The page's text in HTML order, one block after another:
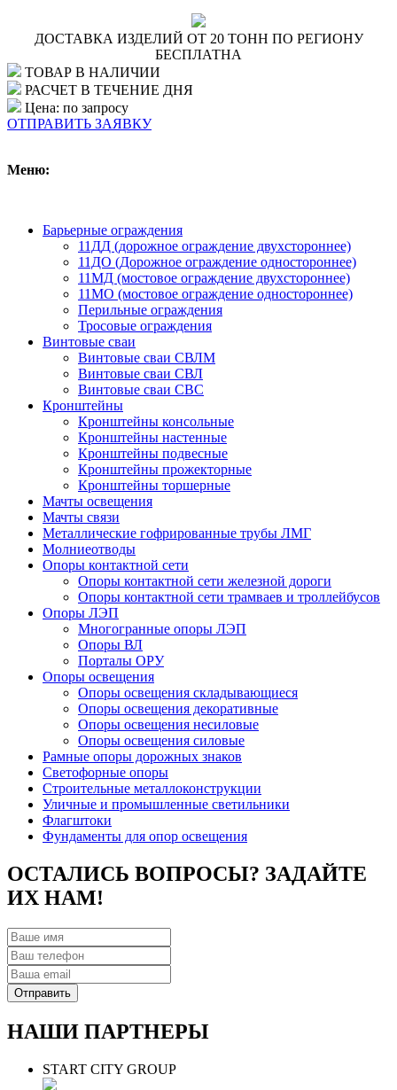
ДОСТАВКА ИЗДЕЛИЙ ОТ 20 ТОНН ПО РЕГИОНУ
БЕСПЛАТНА
ТОВАР В НАЛИЧИИ
РАСЧЕТ В ТЕЧЕНИЕ ДНЯ
Цена: по запросу
ОТПРАВИТЬ ЗАЯВКУ
Меню:
Барьерные ограждения
11ДД (дорожное ограждение двухстороннее)
11ДО (Дорожное ограждение одностороннее)
11МД (мостовое ограждение двухстороннее)
11МО (мостовое ограждение одностороннее)
Перильные ограждения
Тросовые ограждения
Винтовые сваи
Винтовые сваи СВЛМ
Винтовые сваи СВЛ
Винтовые сваи СВС
Кронштейны
Кронштейны консольные
Кронштейны настенные
Кронштейны подвесные
Кронштейны прожекторные
Кронштейны торшерные
Мачты освещения
Мачты связи
Металлические гофрированные трубы ЛМГ
Молниеотводы
Опоры контактной сети
Опоры контактной сети железной дороги
Опоры контактной сети трамваев и троллейбусов
Опоры ЛЭП
Многогранные опоры ЛЭП
Опоры ВЛ
Порталы ОРУ
Опоры освещения
Опоры освещения cкладывающиеся
Опоры освещения декоративные
Опоры освещения несиловые
Опоры освещения силовые
Рамные опоры дорожных знаков
Светофорные опоры
Строительные металлоконструкции
Уличные и промышленные светильники
Флагштоки
Фундаменты для опор освещения
ОСТАЛИСЬ ВОПРОСЫ? ЗАДАЙТЕ
ИХ НАМ!
НАШИ ПАРТНЕРЫ
START CITY GROUP